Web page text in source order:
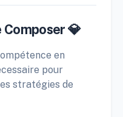
💎
en
pour
stratégies de